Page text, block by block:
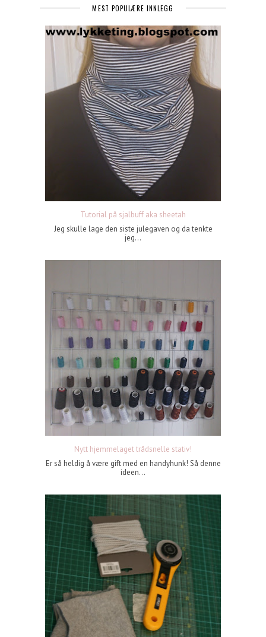
MEST POPULÆRE INNLEGG
Tutorial på sjalbuff aka sheetah
Jeg skulle lage den siste julegaven og da tenkte
jeg...
Nytt hjemmelaget trådsnelle stativ!
Er så heldig å være gift med en handyhunk! Så denne
ideen...